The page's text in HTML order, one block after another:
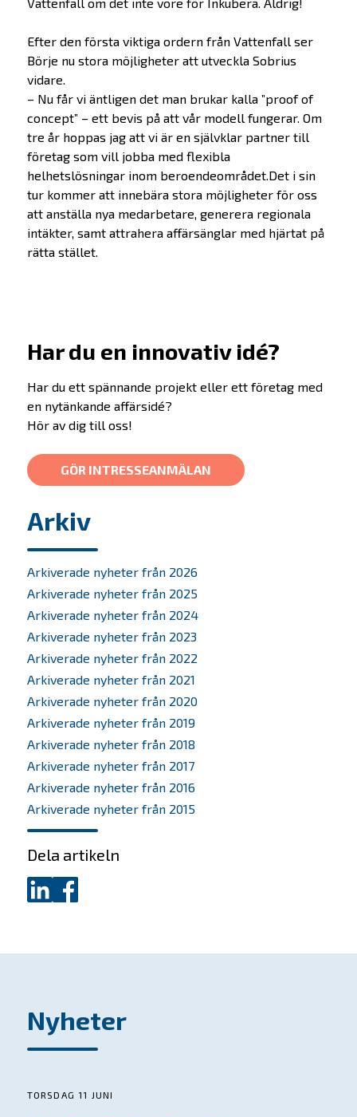
Prepare
Startup Life Science
Scaleup
Om oss
Bolagen
SKAPA-priset
Nyheter
Kontakta oss
In English
Vattenfall om det inte vore för Inkubera. Aldrig!
Efter den första viktiga ordern från Vattenfall ser
Börje nu stora möjligheter att utveckla Sobrius
vidare.
– Nu får vi äntligen det man brukar kalla ”proof of
concept” – ett bevis på att vår modell fungerar. Om
tre år hoppas jag att vi är en självklar partner till
företag som vill jobba med flexibla
helhetslösningar inom beroendeområdet.Det i sin
tur kommer att innebära stora möjligheter för oss
att anställa nya medarbetare, generera regionala
intäkter, samt attrahera affärsänglar med hjärtat på
rätta stället.
Har du en innovativ idé?
Har du ett spännande projekt eller ett företag med
en nytänkande affärsidé?
Hör av dig till oss!
GÖR INTRESSEANMÄLAN
Arkiv
Arkiverade nyheter från 2026
Arkiverade nyheter från 2025
Arkiverade nyheter från 2024
Arkiverade nyheter från 2023
Arkiverade nyheter från 2022
Arkiverade nyheter från 2021
Arkiverade nyheter från 2020
Arkiverade nyheter från 2019
Arkiverade nyheter från 2018
Arkiverade nyheter från 2017
Arkiverade nyheter från 2016
Arkiverade nyheter från 2015
Dela artikeln
Dela
på
Dela
på
Nyheter
TORSDAG 11 JUNI